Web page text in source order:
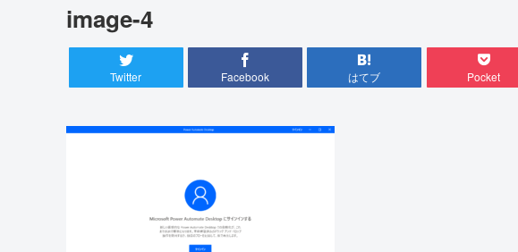
image-4
Twitter Facebook はてブ Pocket